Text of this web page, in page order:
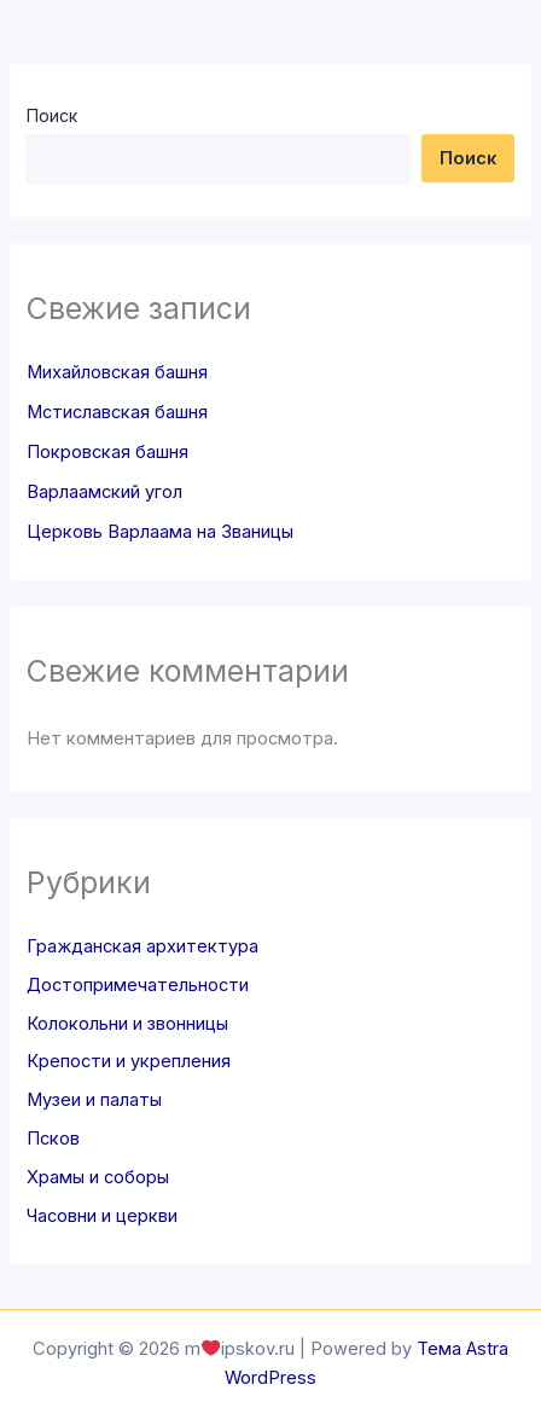
Поиск
Поиск
Свежие записи
Михайловская башня
Мстиславская башня
Покровская башня
Варлаамский угол
Церковь Варлаама на Званицы
Свежие комментарии
Нет комментариев для просмотра.
Рубрики
Гражданская архитектура
Достопримечательности
Колокольни и звонницы
Крепости и укрепления
Музеи и палаты
Псков
Храмы и соборы
Часовни и церкви
Copyright © 2026 m ipskov.ru | Powered by Тема Astra
WordPress